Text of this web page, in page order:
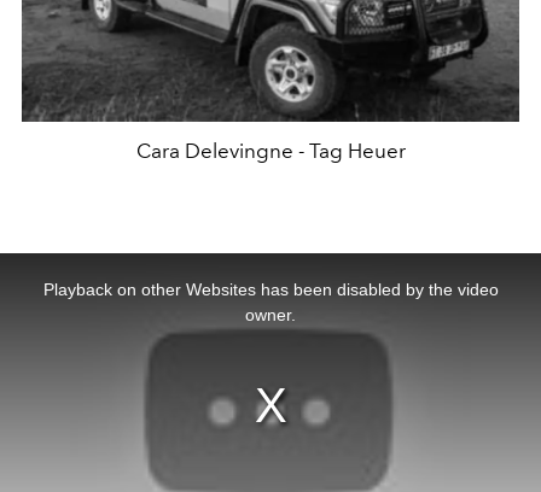
Cara Delevingne - Tag Heuer
Playback on other Websites has been disabled by the video
owner.